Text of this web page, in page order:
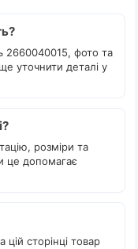
2660040015, фото та
уточнити деталі у
розміри та
це допомагає
цій сторінці товар